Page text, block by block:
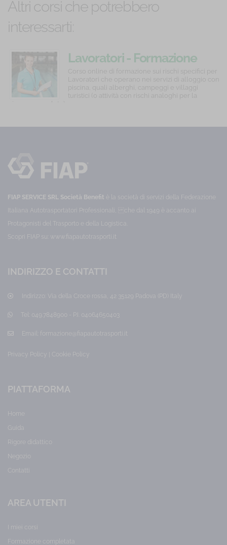
Altri corsi che potrebbero
interessarti:
Smart
Leadership
formazione
persone
dello
smart
working
Management
Prezzo:
€
Lavoratori
-
Formazione
specifica
rischio
smart
working
formazione
per
in
attività
di
smart
(o
la
salute)
Lavoratori
45,00
Lavoratori - Formazione
specifica Basso rischio -
Turismo
Corso online di formazione sui rischi specifici per
Lavoratori che operano nei servizi di alloggio con
piscina, quali alberghi, campeggi e villaggi
turistici (o attività con rischi analoghi per la
FIAP SERVICE SRL Società Benefit è la società di servizi della Federazione
Italiana Autotrasportatori Professionali, che dal 1949 è accanto ai
Protagonisti del Trasporto e della Logistica.
Scopri FIAP su:
www.fiapautotrasporti.it
INDIRIZZO E CONTATTI
Indirizzo: Via della Croce rossa, 42 35129 Padova (PD) Italy
049.7848900 - P.I. 04064650403
Email: formazione@fiapautotrasporti.it
Privacy Policy Cookie Policy
PIATTAFORMA
Home
Guida
Rigore didattico
Negozio
Contatti
AREA UTENTI
I miei corsi
Formazione completata